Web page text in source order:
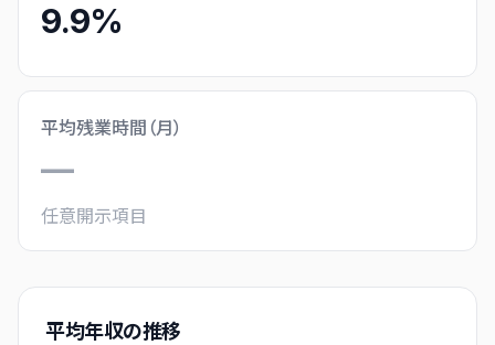
9.9%
平均残業時間（月）
—
任意開示項目
平均年収の推移